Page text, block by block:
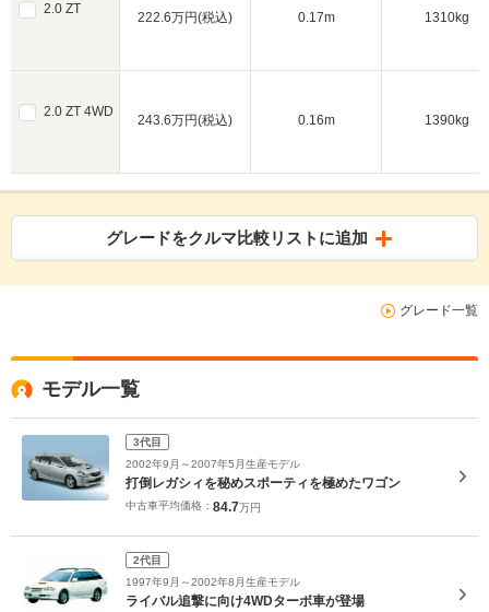
2.0 ZT
2.0 ZT 4WD
222.6万円(税込) 0.17m 1310kg
243.6万円(税込) 0.16m 1390kg
グレードをクルマ比較リストに追加
グレード一覧
モデル一覧
3代目
2002年9月～2007年5月生産モデル
打倒レガシィを秘めスポーティを極めたワゴン
中古車平均価格： 84.7万円
2代目
1997年9月～2002年8月生産モデル
ライバル追撃に向け4WDターボ車が登場